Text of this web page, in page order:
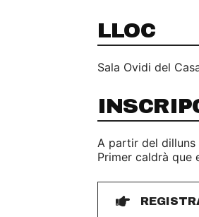
LLOC
Sala Ovidi del
A partir del dilluns
Primer caldrà que